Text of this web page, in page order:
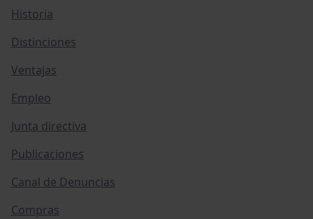
Historia
Distinciones
Ventajas
Empleo
Junta directiva
Publicaciones
Canal de Denuncias
Compras